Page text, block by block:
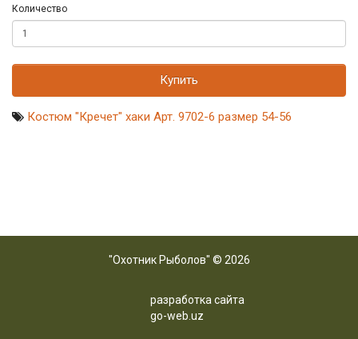
Количество
Купить
Костюм "Кречет" хаки Арт. 9702-6 размер 54-56
"Охотник Рыболов" © 2026
разработка сайта
go-web.uz